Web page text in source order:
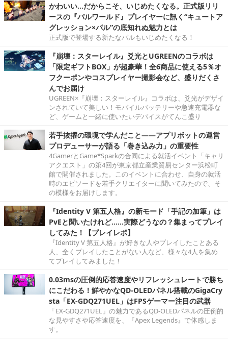
かわいい…だからこそ、いじめたくなる。正式版リリ
ースの『パルワールド』プレイヤーに訊く“キュートア
グレッション×パル”の底知れぬ魅力とは
正式版で登場する新たなパルもいじめたくなる！
『崩壊：スターレイル』爻光とUGREENのコラボは
「限定ギフトBOX」が超豪華！全6商品に使える5％オ
フクーポンやコスプレイヤー撮影会など、盛りだくさ
んでお届け
UGREEN×『崩壊：スターレイル』コラボは、爻光がデザイ
ンされていて美しい！モバイルバッテリーや急速充電器な
ど、ゲームと一緒に使いたいデバイスがてんこ盛り
若手抜擢の環境で学んだこと――アプリボットの運営
プロデューサーが語る「巻き込み力」の重要性
4GamerとGame*Sparkの合同による就活イベント「キャリ
アクエスト」の第4回が東京都立産業貿易センター浜松町
館で開催されました。このイベントに合わせ、自身の就活
時のエピソードを若手クリエイターに聞いてみたので、そ
の模様をお届けします。
『Identity V 第五人格』の新モード「手記の加筆」は
PvEと聞いたけれど……実際どうなの？集まってプレイ
してみた！【プレイレポ】
『Identity V 第五人格』が好きな人やプレイしたことある
人、全くプレイしたことがない人など、様々な4人を集め
てプレイしてみました！
0.03msの圧倒的応答速度やリフレッシュレートで勝ち
にこだわる！鮮やかなQD-OLEDパネル搭載のGigaCry
sta「EX-GDQ271UEL」はFPSゲーマー注目の武器
「EX-GDQ271UEL」の魅力であるQD-OLEDパネルの圧倒的
な見やすさや応答速度を、『Apex Legends』で体感しま
す。